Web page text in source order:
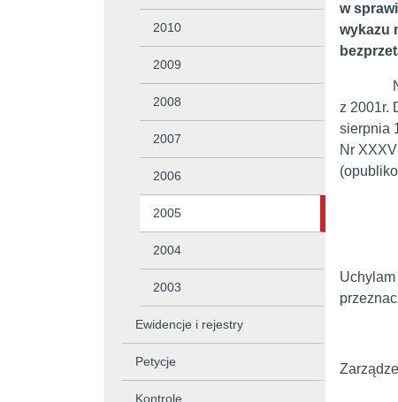
2010
2009
2008
2007
2006
2005
2004
2003
Ewidencje i rejestry
Petycje
Kontrole
w
wykazu
Na
z 2001r.
sierpnia
Nr